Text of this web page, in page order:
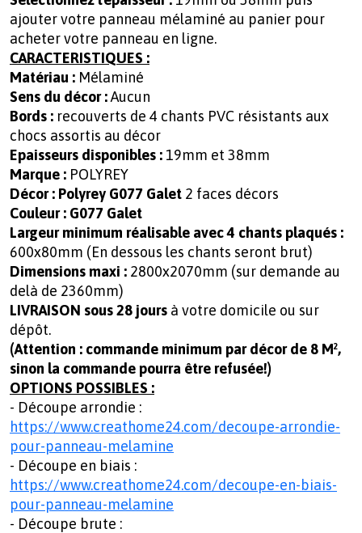
ajouter votre panneau mélaminé au panier pour
acheter votre panneau en ligne.
CARACTERISTIQUES :
Matériau : Mélaminé
Sens du décor :Aucun
Bords : recouverts de 4 chants PVC résistants aux
chocs assortis au décor
Epaisseurs disponibles : 19mm et 38mm
Marque : POLYREY
Décor : Polyrey G077 Galet 2 faces décors
Couleur : G077 Galet
Largeur minimum réalisable avec 4 chants plaqués :
600x80mm (En dessous les chants seront brut)
Dimensions maxi : 2800x2070mm (sur demande au
delà de 2360mm)
LIVRAISON sous 28 jours à votre domicile ou sur
dépôt.
(Attention : commande minimum par décor de 8 M²,
sinon la commande pourra être refusée!)
OPTIONS POSSIBLES :
- Découpe arrondie :
https://www.creathome24.com/decoupe-arrondie-
pour-panneau-melamine
- Découpe en biais :
https://www.creathome24.com/decoupe-en-biais-
pour-panneau-melamine
- Découpe brute :